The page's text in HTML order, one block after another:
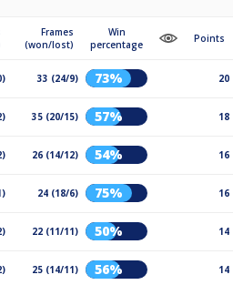
Frames
(won/lost)
Win
percentage
Points
33 (24/9) 73% 20
35 (20/15) 57% 18
26 (14/12) 54% 16
24 (18/6) 75% 16
22 (11/11) 50% 14
25 (14/11) 56% 14